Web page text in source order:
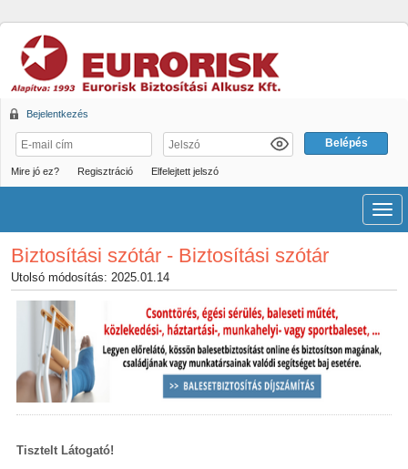
Bejelentkezés
Mire jó ez? Regisztráció Elfelejtett jelszó
Biztosítási szótár - Biztosítási szótár
Utolsó módosítás: 2025.01.14
Tisztelt Látogató!